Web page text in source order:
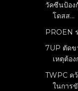
วัคซีนป้อง
โดสส...
PROEN
7UP ตัดข
เหตุต้อง
TWPC ค
ในการ